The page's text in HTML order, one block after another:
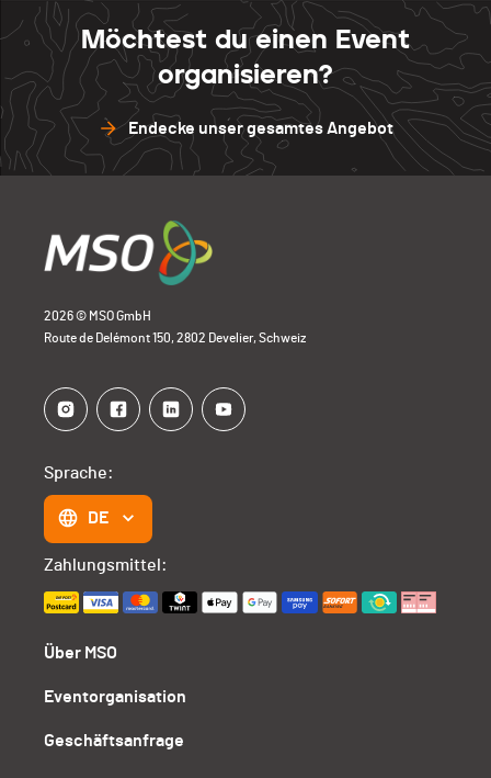
Möchtest du einen Event
organisieren?
Endecke unser gesamtes Angebot
2026 © MSO GmbH
Route de Delémont 150, 2802 Develier, Schweiz
Über MSO
Eventorganisation
Geschäftsanfrage
Sprache:
DE
Zahlungsmittel: